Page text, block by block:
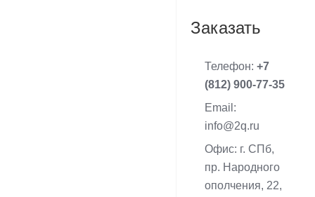
Заказать
Телефон: +7
(812) 900-77-35
Email:
info@2q.ru
Офис: г. СПб,
пр. Народного
ополчения, 22,